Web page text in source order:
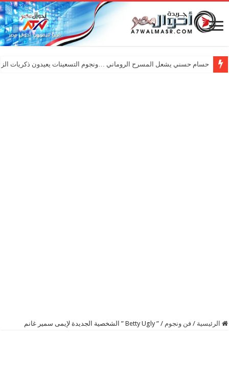
حسام حسني يشعل المسرح الروماني …ونجوم التسعينات يعيدون ذكريات
الرئيسية / فن ونجوم / ” Betty Ugly ” الشخصية الجديدة لإيمى سمير غانم